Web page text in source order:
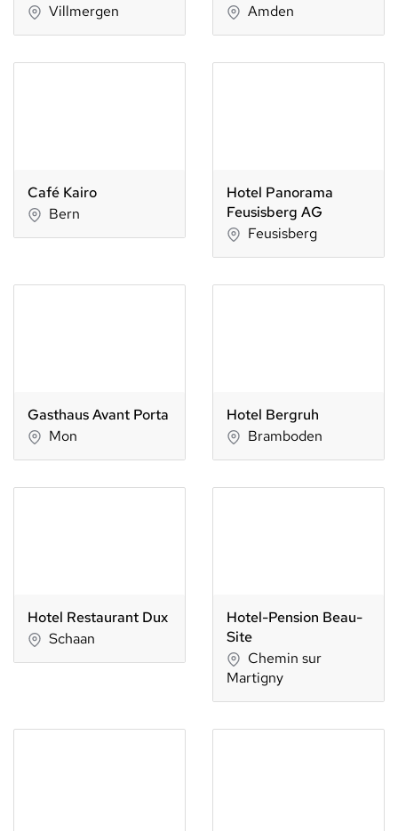
Villmergen
Amden
Café Kairo
Bern
Hotel Panorama
Feusisberg AG
Feusisberg
Gasthaus Avant Porta
Mon
Hotel Bergruh
Bramboden
Hotel Restaurant Dux
Schaan
Hotel-Pension Beau-
Site
Chemin sur
Martigny